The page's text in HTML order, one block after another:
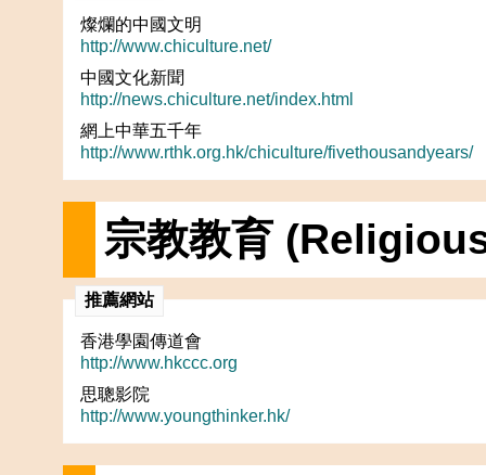
燦爛的中國文明
http://www.chiculture.net/
中國文化新聞
http://news.chiculture.net/index.html
網上中華五千年
http://www.rthk.org.hk/chiculture/fivethousandyears/
宗教教育
推薦網站
香港學園傳道會
http://www.hkccc.org
思聰影院
http://www.youngthinker.hk/